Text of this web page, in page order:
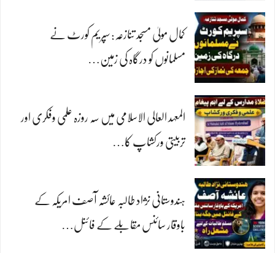
کمال مولیٰ مسجد تنازعہ: سپریم کورٹ نے
مسلمانوں کو درگاہ کی زمین…
المعہد العالی الاسلامی میں سہ روزہ علمی وفکری اور
تربیتی ورکشاپ کا…
ہندوستانی نژاد طالبہ عائشہ آصف امریکہ کے
باوقار سائنس مقابلے کے فائنل…